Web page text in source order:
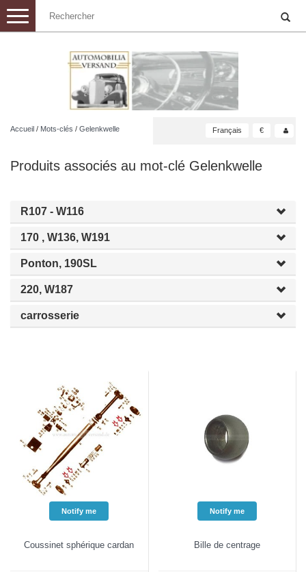
Toggle
navigation
Accueil / Mots-clés / Gelenkwelle Français €
Produits associés au mot-clé Gelenkwelle
R107 - W116
170 , W136, W191
Ponton, 190SL
220, W187
carrosserie
Notify me
Coussinet sphérique cardan
Notify me
Bille de centrage